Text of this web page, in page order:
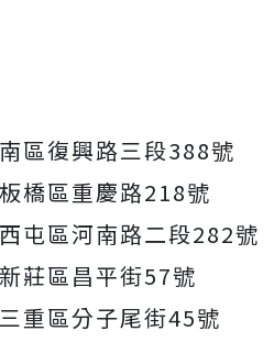
區復興路三段388號
橋區重慶路218號
屯區河南路二段282號
莊區昌平街57號
重區分子尾街45號